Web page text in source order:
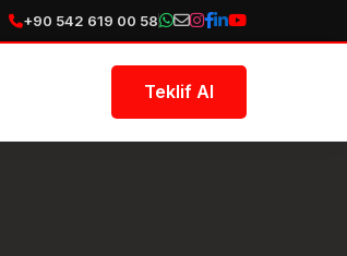
+90 542 619 00 58
Teklif Al